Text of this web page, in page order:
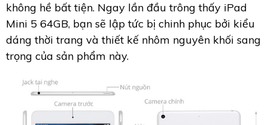
không hề bất tiện. Ngay lần đầu trông thấy iPad
Mini 5 64GB, bạn sẽ lập tức bị chinh phục bởi kiểu
dáng thời trang và thiết kế nhôm nguyên khối sang
trọng của sản phẩm này.